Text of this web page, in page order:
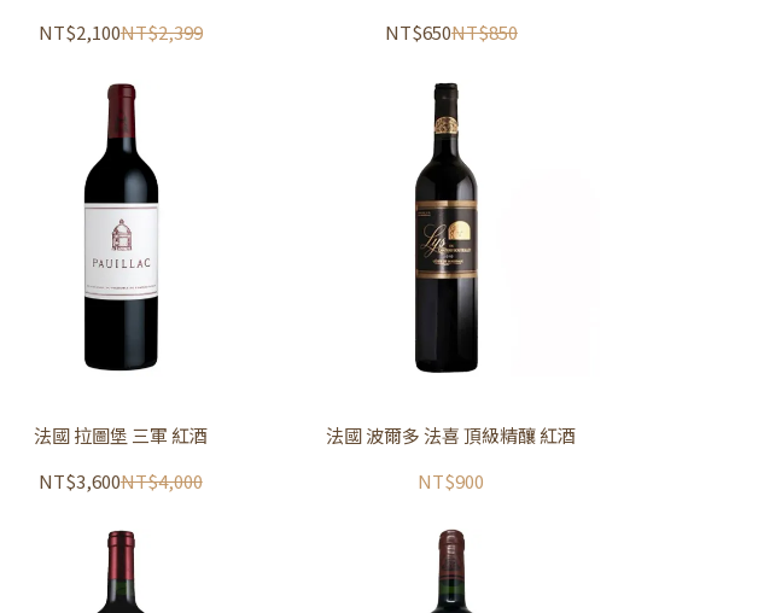
NT$2,100NT$2,399
NT$650NT$850
法國 拉圖堡 三軍 紅酒
NT$3,600NT$4,000
法國 波爾多 法喜 頂級精釀 紅酒
NT$900